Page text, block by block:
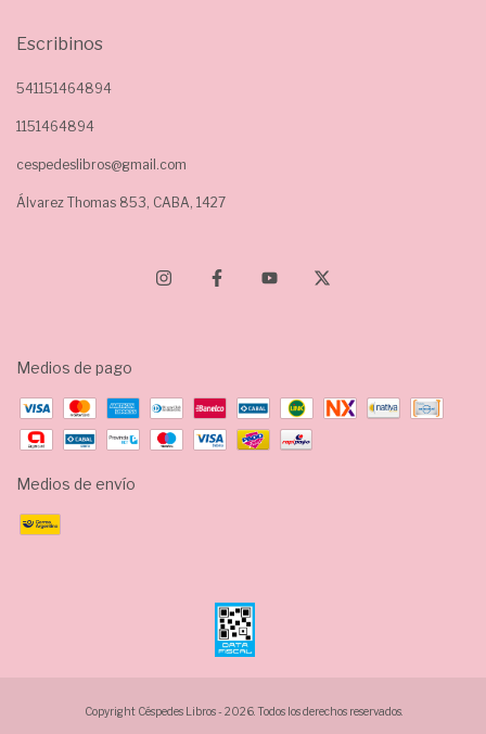
Escribinos
541151464894
1151464894
cespedeslibros@gmail.com
Álvarez Thomas 853, CABA, 1427
Medios de pago
Medios de envío
Copyright Céspedes Libros - 2026. Todos los derechos reservados.